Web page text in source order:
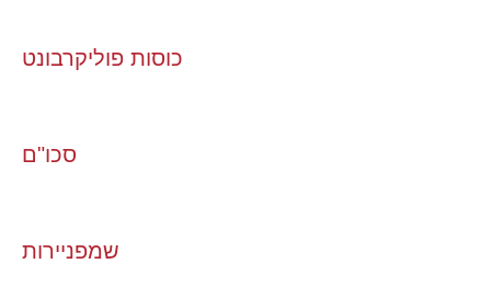
כוסות פוליקרבונט
סכו"ם
שמפניירות